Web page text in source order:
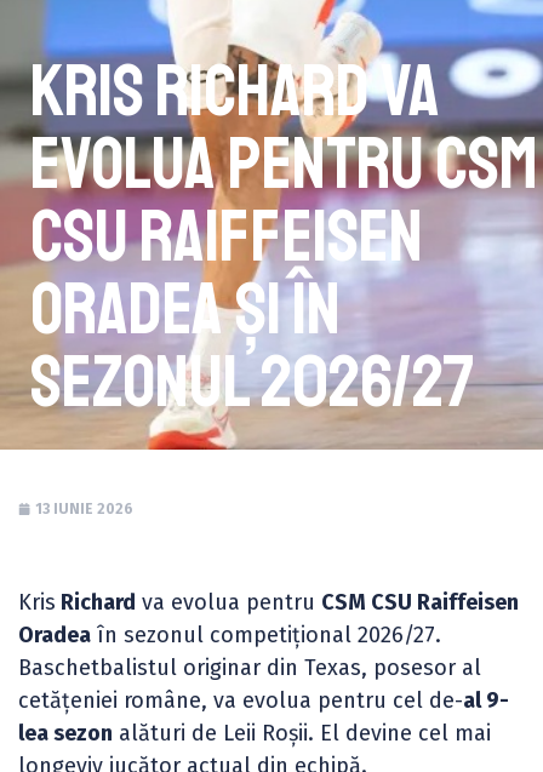
Kris Richard va
evolua pentru CSM
CSU Raiffeisen
Oradea și în
sezonul 2026/27
13 IUNIE 2026
Kris Richard va evolua pentru CSM CSU Raiffeisen
Oradea în sezonul competițional 2026/27.
Baschetbalistul originar din Texas, posesor al
cetățeniei române, va evolua pentru cel de-al 9-
lea sezon alături de Leii Roșii. El devine cel mai
longeviv jucător actual din echipă.